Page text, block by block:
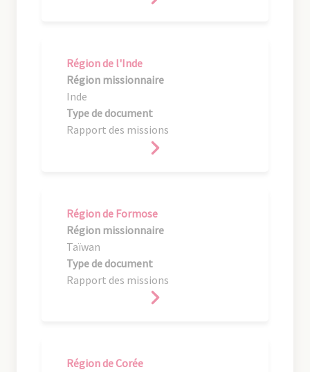
Région de l'Inde
Région missionnaire
Inde
Type de document
Rapport des missions
Région de Formose
Région missionnaire
Taïwan
Type de document
Rapport des missions
Région de Corée